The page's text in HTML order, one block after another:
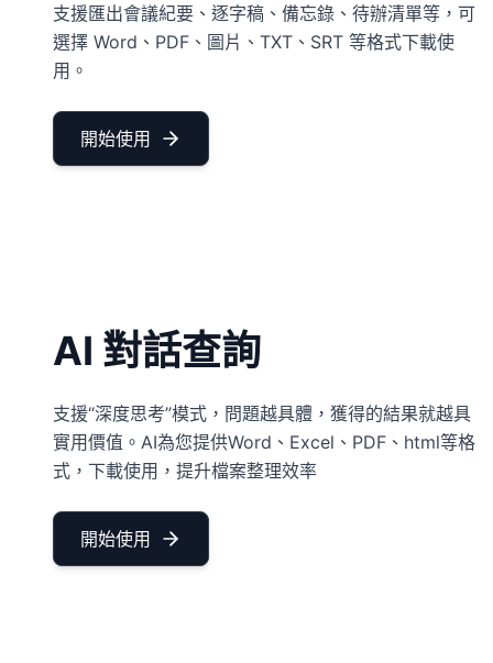
支援匯出會議紀要、逐字稿、備忘錄、待辦清單等，可
選擇 Word、PDF、圖片、TXT、SRT 等格式下載使
用。
開始使用
AI 對話查詢
支援“深度思考”模式，問題越具體，獲得的結果就越具
實用價值。AI為您提供Word、Excel、PDF、html等格
式，下載使用，提升檔案整理效率
開始使用